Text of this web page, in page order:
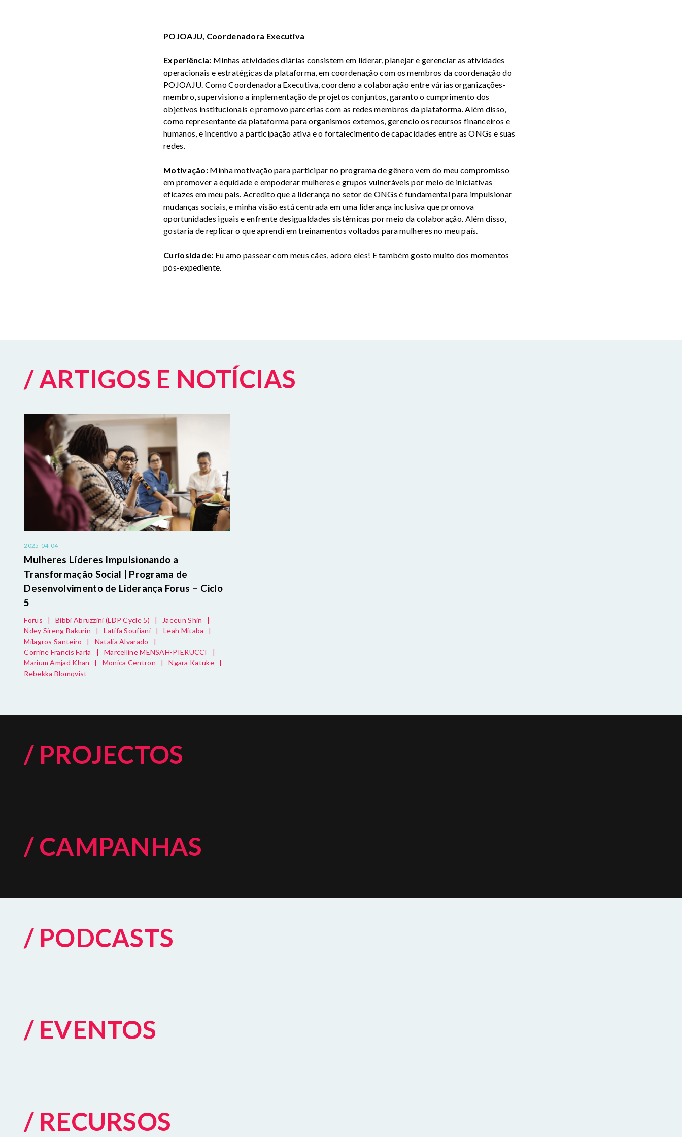
POJOAJU, Coordenadora Executiva
Experiência: Minhas atividades diárias consistem em liderar, planejar e gerenciar as atividades
operacionais e estratégicas da plataforma, em coordenação com os membros da coordenação do
POJOAJU. Como Coordenadora Executiva, coordeno a colaboração entre várias organizações-
membro, supervisiono a implementação de projetos conjuntos, garanto o cumprimento dos
objetivos institucionais e promovo parcerias com as redes membros da plataforma. Além disso,
como representante da plataforma para organismos externos, gerencio os recursos financeiros e
humanos, e incentivo a participação ativa e o fortalecimento de capacidades entre as ONGs e suas
redes.
Motivação: Minha motivação para participar no programa de gênero vem do meu compromisso
em promover a equidade e empoderar mulheres e grupos vulneráveis por meio de iniciativas
eficazes em meu país. Acredito que a liderança no setor de ONGs é fundamental para impulsionar
mudanças sociais, e minha visão está centrada em uma liderança inclusiva que promova
oportunidades iguais e enfrente desigualdades sistêmicas por meio da colaboração. Além disso,
gostaria de replicar o que aprendi em treinamentos voltados para mulheres no meu país.
Curiosidade: Eu amo passear com meus cães, adoro eles! E também gosto muito dos momentos
pós-expediente.
/ ARTIGOS E NOTÍCIAS
2025-04-04
Mulheres Líderes Impulsionando a
Transformação Social | Programa de
Desenvolvimento de Liderança Forus – Ciclo
5
Forus | Bibbi Abruzzini (LDP Cycle 5) | Jaeeun Shin
|
Ndey Sireng Bakurin
| Latifa Soufiani | Leah Mitaba
|
Milagros Santeiro
| Natalia Alvarado
|
Corrine Francis Farla
| Marcelline MENSAH-PIERUCCI
|
Marium Amjad Khan
| Monica Centron | Ngara Katuke
|
Rebekka Blomqvist
/ PROJECTOS
/ CAMPANHAS
/ PODCASTS
/ EVENTOS
/ RECURSOS